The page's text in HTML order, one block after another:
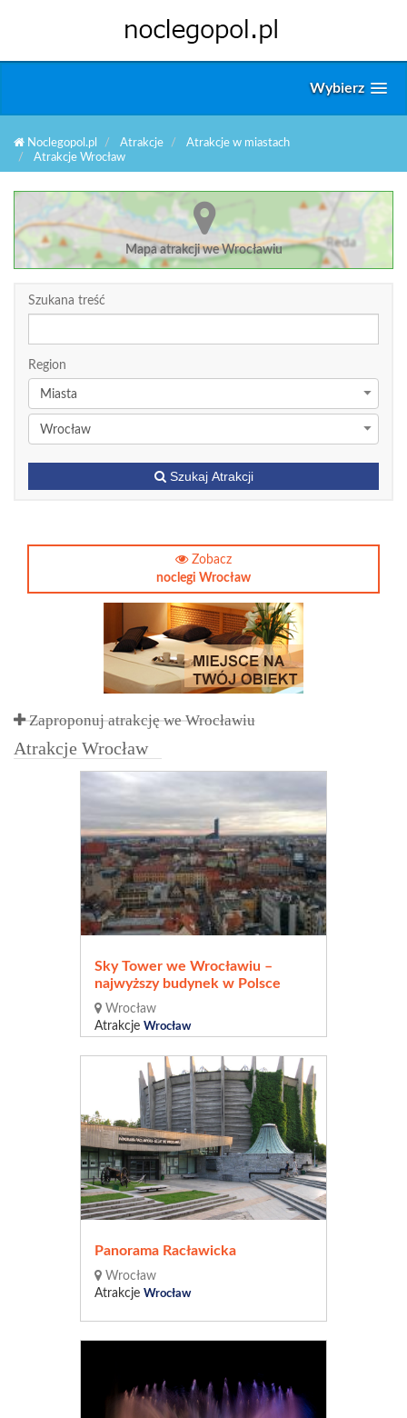
Wybierz
Noclegopol.pl Atrakcje
Atrakcje w miastach
Atrakcje Wrocław
Mapa atrakcji we Wrocławiu
Szukana treść
Region
Miasta
Wrocław
Szukaj Atrakcji
Zobacz
noclegi Wrocław
Zaproponuj atrakcję we Wrocławiu
Atrakcje Wrocław
Sky Tower we Wrocławiu –
najwyższy budynek w Polsce
Wrocław
Atrakcje Wrocław
Panorama Racławicka
Wrocław
Atrakcje Wrocław